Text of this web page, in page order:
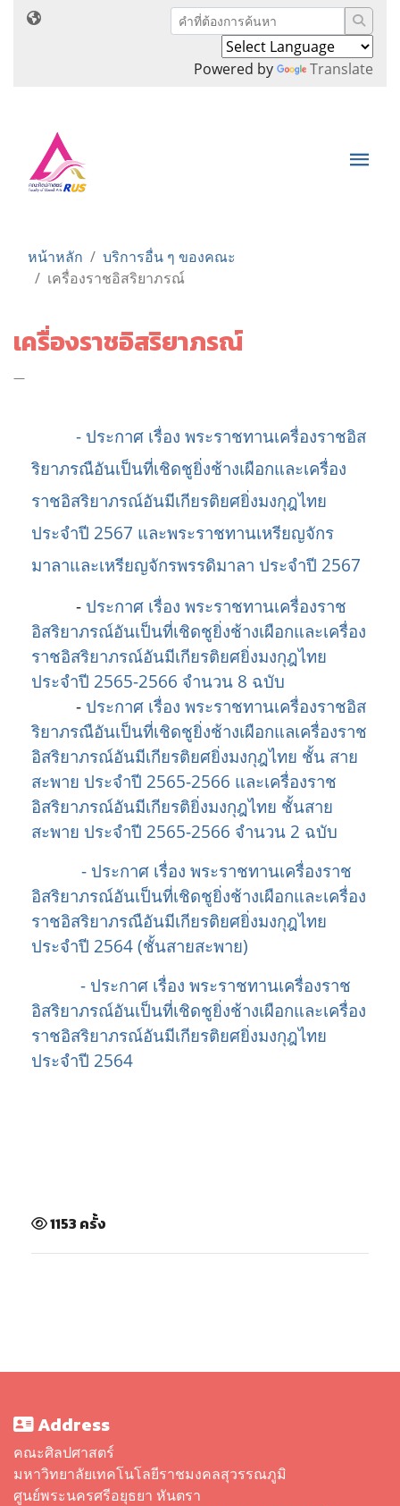
Powered by Translate
หน้าหลัก
บริการอื่น ๆ ของคณะ
เครื่องราชอิสริยาภรณ์
เครื่องราชอิสริยาภรณ์
- ประกาศ เรื่อง พระราชทานเครื่องราชอิส
ริยาภรณือันเป็นที่เชิดชูยิ่งช้างเผือกและเครื่อง
ราชอิสริยาภรณ์อันมีเกียรติยศยิ่งมงกุฎไทย
ประจำปี 2567 และพระราชทานเหรียญจักร
มาลาและเหรียญจักรพรรดิมาลา ประจำปี 2567
- ประกาศ เรื่อง พระราชทานเครื่องราช
อิสริยาภรณ์อันเป็นที่เชิดชูยิ่งช้างเผือกและเครื่อง
ราชอิสริยาภรณ์อันมีเกียรติยศยิ่งมงกุฎไทย
ประจำปี 2565-2566 จำนวน 8 ฉบับ
- ประกาศ เรื่อง พระราชทานเครื่องราชอิส
ริยาภรณือันเป็นที่เชิดชูยิ่งช้างเผือกแลเครื่องราช
อิสริยาภรณ์อันมีเกียรติยศยิ่งมงกุฎไทย ชั้น สาย
สะพาย ประจำปี 2565-2566 และเครื่องราช
อิสริยาภรณ์อันมีเกียรติยิ่งมงกุฎไทย ชั้นสาย
สะพาย ประจำปี 2565-2566 จำนวน 2 ฉบับ
- ประกาศ เรื่อง พระราชทานเครื่องราช
อิสริยาภรณ์อันเป็นที่เชิดชูยิ่งช้างเผือกและเครื่อง
ราชอิสริยาภรณือันมีเกียรติยศยิ่งมงกุฎไทย
ประจำปี 2564 (ชั้นสายสะพาย)
- ประกาศ เรื่อง พระราชทานเครื่องราช
อิสริยาภรณ์อันเป็นที่เชิดชูยิ่งช้างเผือกและเครื่อง
ราชอิสริยาภรณ์อันมีเกียรติยศยิ่งมงกุฎไทย
ประจำปี 2564
1153 ครั้ง
Address
คณะศิลปศาสตร์
มหาวิทยาลัยเทคโนโลยีราชมงคลสุวรรณภูมิ
ศูนย์พระนครศรีอยุธยา หันตรา